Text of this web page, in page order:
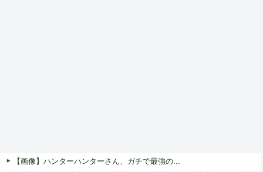
【画像】ハンターハンターさん、ガチで最強の...